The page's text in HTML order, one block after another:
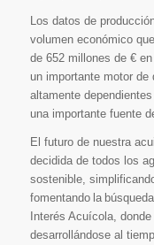
Los datos de
volumen económico
de 652 millones de €
un importante motor
altamente
una importante fuente
El futuro de nuestra
decidida de todos los
sostenible,
fomentando la
Interés Acuícola,
desarrollándose al